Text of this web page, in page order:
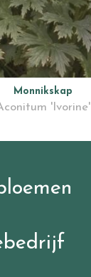
Monnikskap
'Ivorine'